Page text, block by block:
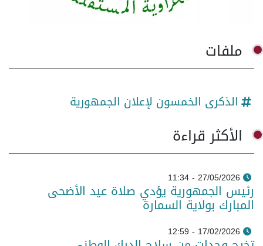
ملفات
الذكرى الخمسون لإعلان الجمهورية
الأكثر قراءة
27/05/2026 - 11:34
رئيس الجمهورية يؤدي صلاة عيد الأضحى
المبارك بولاية السمارة
17/02/2026 - 12:59